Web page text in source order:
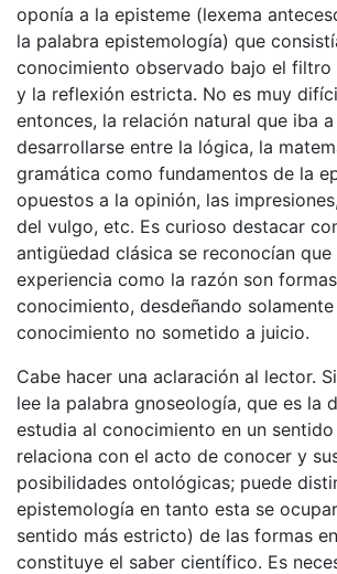
oponía a la episteme (lexema
la palabra epistemología) que
conocimiento observado bajo el filtro
y la reflexión estricta. No es muy
entonces, la relación natural que iba a
desarrollarse entre la lógica, la
gramática como fundamentos de la
opuestos a la opinión, las
del vulgo, etc. Es curioso destacar
antigüedad clásica se reconocían
experiencia como la razón son
conocimiento, desdeñando solamente
conocimiento no sometido a juicio.
Cabe hacer una aclaración al lector.
lee la palabra gnoseología, que es la
estudia al conocimiento en un
relaciona con el acto de conocer y
posibilidades ontológicas; puede
epistemología en tanto esta se
sentido más estricto) de las formas
constituye el saber científico. Es